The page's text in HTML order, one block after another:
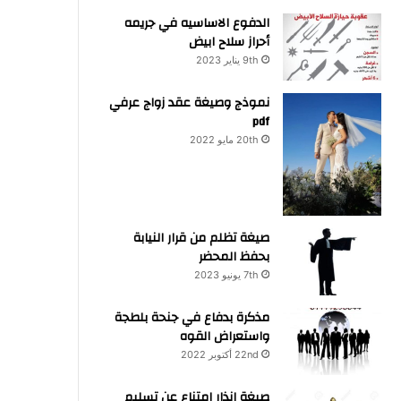
الدفوع الاساسيه في جريمه
أحراز سلاح ابيض
9th يناير 2023
نموذج وصيغة عقد زواج عرفي
pdf
20th مايو 2022
صيغة تظلم من قرار النيابة
بحفظ المحضر
7th يونيو 2023
مذكرة بدفاع في جنحة بلطجة
واستعراض القوه
22nd أكتوبر 2022